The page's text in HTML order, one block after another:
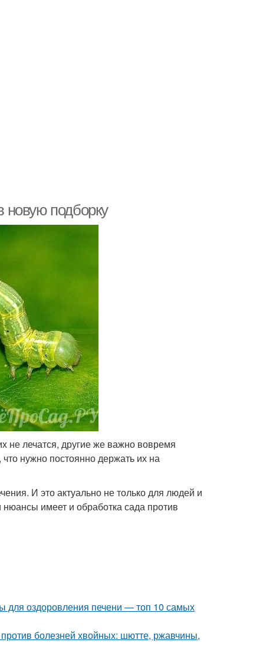
новую подборку
не лечатся, другие же важно вовремя
нужно постоянно держать их на
И это актуально не только для людей и
имеет и обработка сада против
для оздоровления печени — топ 10 самых
болезней хвойных: шютте, ржавчины,